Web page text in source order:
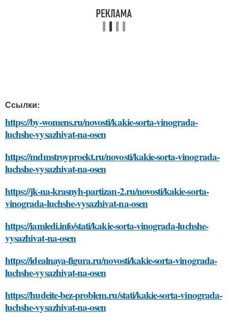
Ссылки:
https://by-womens.ru/novosti/kakie-sorta-vinograda-
luchshe-vysazhivat-na-osen
https://mdmstroyproekt.ru/novosti/kakie-sorta-vinograda-
luchshe-vysazhivat-na-osen
https://jk-na-krasnyh-partizan-2.ru/novosti/kakie-sorta-
vinograda-luchshe-vysazhivat-na-osen
https://iamledi.info/stati/kakie-sorta-vinograda-luchshe-
vysazhivat-na-osen
https://idealnaya-figura.ru/novosti/kakie-sorta-vinograda-
luchshe-vysazhivat-na-osen
https://hudeite-bez-problem.ru/stati/kakie-sorta-vinograda-
luchshe-vysazhivat-na-osen